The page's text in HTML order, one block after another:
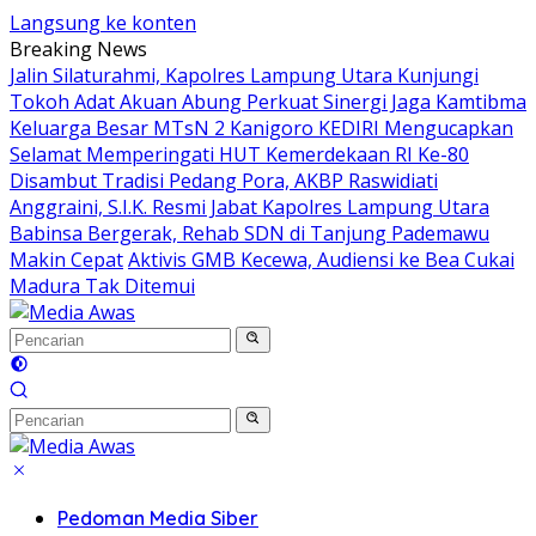
Langsung ke konten
Breaking News
Jalin Silaturahmi, Kapolres Lampung Utara Kunjungi
Tokoh Adat Akuan Abung Perkuat Sinergi Jaga Kamtibma
Keluarga Besar MTsN 2 Kanigoro KEDIRI Mengucapkan
Selamat Memperingati HUT Kemerdekaan RI Ke-80
Disambut Tradisi Pedang Pora, AKBP Raswidiati
Anggraini, S.I.K. Resmi Jabat Kapolres Lampung Utara
Babinsa Bergerak, Rehab SDN di Tanjung Pademawu
Makin CepatAktivis GMB Kecewa, Audiensi ke Bea Cukai
Madura Tak Ditemui
Pedoman Media Siber